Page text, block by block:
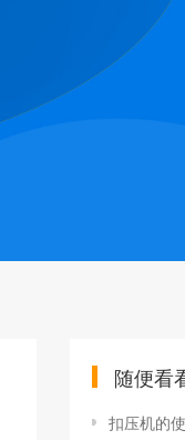
随便看
扣压机的使用